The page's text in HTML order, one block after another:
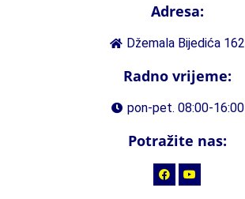
Adresa:
Džemala Bijedića 162
Radno vrijeme:
pon-pet. 08:00-16:00
Potražite nas: